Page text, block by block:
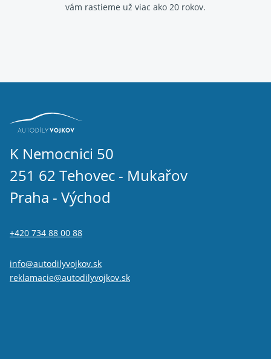
vám rastieme už viac ako 20 rokov.
K Nemocnici 50
251 62 Tehovec - Mukařov
Praha - Východ
+420 734 88 00 88
info@autodilyvojkov.sk
reklamacie@autodilyvojkov.sk